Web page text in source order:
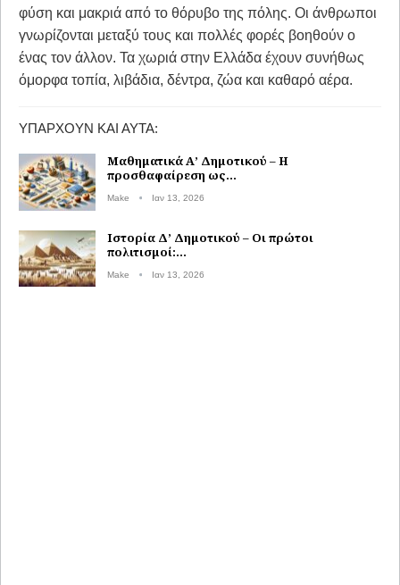
φύση και μακριά από το θόρυβο της πόλης. Οι άνθρωποι
γνωρίζονται μεταξύ τους και πολλές φορές βοηθούν ο
ένας τον άλλον. Τα χωριά στην Ελλάδα έχουν συνήθως
όμορφα τοπία, λιβάδια, δέντρα, ζώα και καθαρό αέρα.
ΥΠΆΡΧΟΥΝ ΚΑΙ ΑΥΤΆ:
Μαθηματικά Α’ Δημοτικού – Η
προσθαφαίρεση ως…
Make Ιαν 13, 2026
Ιστορία Δ’ Δημοτικού – Οι πρώτοι
πολιτισμοί:…
Make Ιαν 13, 2026